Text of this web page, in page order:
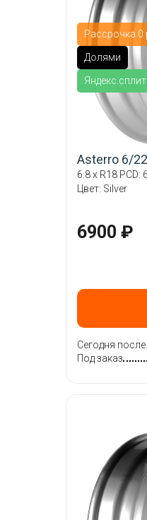
Рассрочка 0
Долями
Яндекс.сплит
Asterro 6/
6.8 x R18 PCD:
Цвет: Silver
6900 ₽
Сегодня
Под заказ